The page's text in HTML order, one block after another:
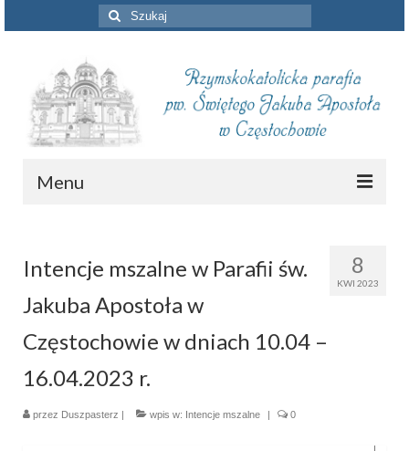
Szuklaj
w:
Menu
Intencje mszalne
Informacje duszpasterskie
Piszą o nas
Remont kościoła
Parafia
8
KWI 2023
Intencje mszalne w Parafii św.
Jakuba Apostoła w
Częstochowie w dniach 10.04 –
16.04.2023 r.
przez Duszpasterz wpis w: Intencje mszalne 0